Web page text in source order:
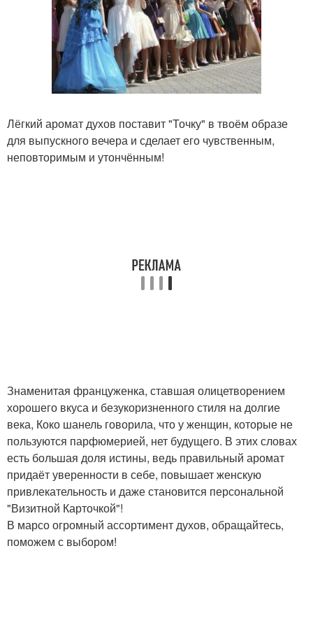
Лёгкий аромат духов поставит "Точку" в твоём образе
для выпускного вечера и сделает его чувственным,
неповторимым и утончённым!
Знаменитая француженка, ставшая олицетворением
хорошего вкуса и безукоризненного стиля на долгие
века, Коко шанель говорила, что у женщин, которые не
пользуются парфюмерией, нет будущего. В этих словах
есть большая доля истины, ведь правильный аромат
придаёт уверенности в себе, повышает женскую
привлекательность и даже становится персональной
"Визитной Карточкой"!
В марсо огромный ассортимент духов, обращайтесь,
поможем с выбором!